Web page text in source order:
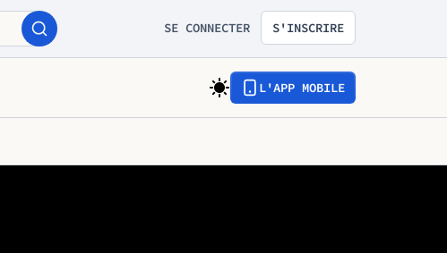
SE CONNECTER S'INSCRIRE
L'APP MOBILE